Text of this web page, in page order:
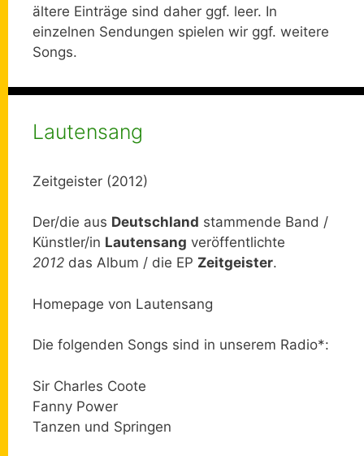
ältere Einträge sind daher ggf. leer. In
einzelnen Sendungen spielen wir ggf. weitere
Songs.
Lautensang
Zeitgeister (2012)
Der/die aus Deutschland stammende Band /
Künstler/in Lautensang veröffentlichte
2012 das Album / die EP Zeitgeister.
Homepage von Lautensang
Die folgenden Songs sind in unserem Radio*:
Sir Charles Coote
Fanny Power
Tanzen und Springen